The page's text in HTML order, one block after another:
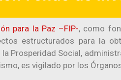
para la Paz –FIP-, como
estructurados para la
Prosperidad Social,
es vigilado por los